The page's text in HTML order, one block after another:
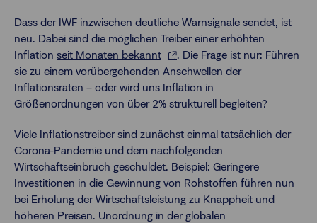
Dass der IWF inzwischen deutliche Warnsignale sendet, ist
neu. Dabei sind die möglichen Treiber einer erhöhten
Inflation seit Monaten bekannt
. Die Frage ist nur: Führen
sie zu einem vorübergehenden Anschwellen der
Inflationsraten – oder wird uns Inflation in
Größenordnungen von über 2% strukturell begleiten?
Viele Inflationstreiber sind zunächst einmal tatsächlich der
Corona-Pandemie und dem nachfolgenden
Wirtschaftseinbruch geschuldet. Beispiel: Geringere
Investitionen in die Gewinnung von Rohstoffen führen nun
bei Erholung der Wirtschaftsleistung zu Knappheit und
höheren Preisen. Unordnung in der globalen